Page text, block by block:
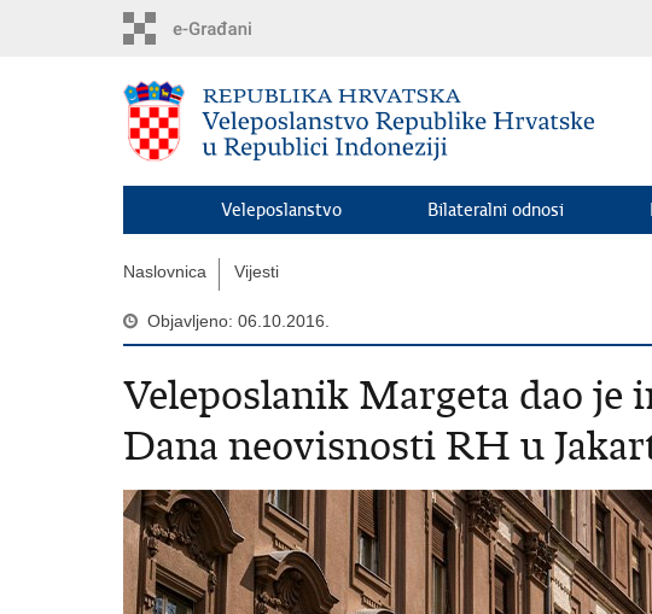
Veleposlanstvo Bilateralni odnosi
Naslovnica Vijesti
Objavljeno: 06.10.2016.
Veleposlanik Margeta dao je
Dana neovisnosti RH u